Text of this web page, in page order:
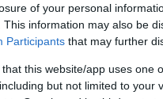
of your personal
This information may also be
Participants that may further
that this website/app uses one
but not limited to your